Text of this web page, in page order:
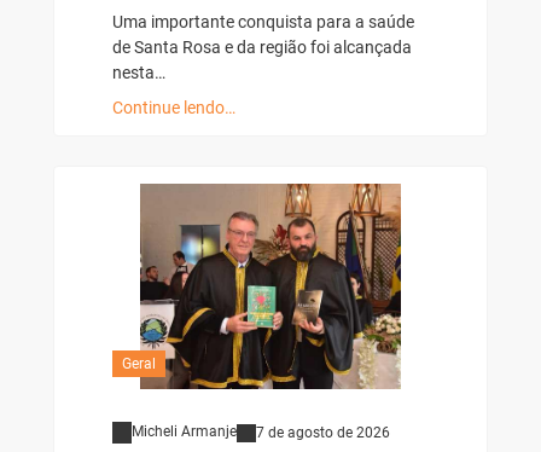
Uma importante conquista para a saúde
de Santa Rosa e da região foi alcançada
nesta…
Continue lendo…
Geral
Micheli Armanje 7 de agosto de 2026